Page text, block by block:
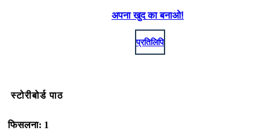
अपना खुद का बनाओ!
प्रतिलिपि
स्टोरीबोर्ड पाठ
फिसलना: 1